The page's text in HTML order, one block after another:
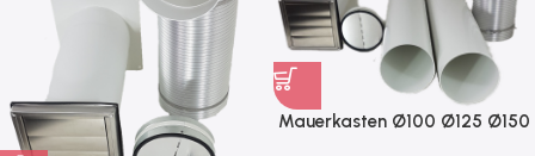
Mauerkasten Ø100 Ø125 Ø150